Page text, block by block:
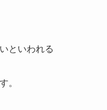
といわれる
。